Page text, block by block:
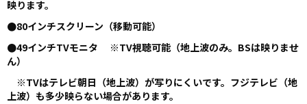
映ります。
●80インチスクリーン（移動可能）
●49インチTVモニタ ※TV視聴可能（地上波のみ。BSは映りませ
ん）
※TVはテレビ朝日（地上波）が写りにくいです。フジテレビ（地
上波）も多少映らない場合があります。